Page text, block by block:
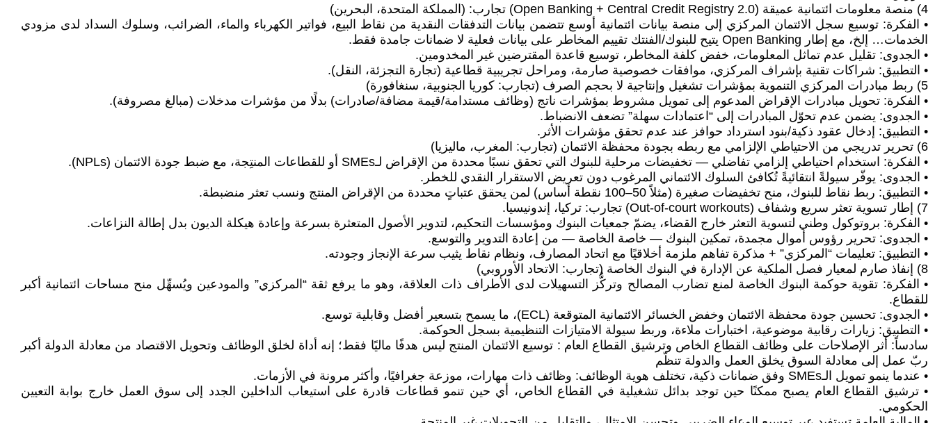
4) منصة معلومات ائتمانية عميقة (Open Banking + Central Credit Registry 2.0) تجارب: (المملكة المتحدة، البحرين)
• الفكرة: توسيع سجل الائتمان المركزي إلى منصة بيانات ائتمانية أوسع تتضمن بيانات التدفقات النقدية من نقاط البيع، فواتير الكهرباء والماء، الضرائب، وسلوك السداد لدى مزودي
الخدمات… إلخ، مع إطار Open Banking يتيح للبنوك/الفنتك تقييم المخاطر على بيانات فعلية لا ضمانات جامدة فقط.
• الجدوى: تقليل عدم تماثل المعلومات، خفض كلفة المخاطر، توسيع قاعدة المقترضين غير المخدومين.
• التطبيق: شراكات تقنية بإشراف المركزي، موافقات خصوصية صارمة، ومراحل تجريبية قطاعية (تجارة التجزئة، النقل).
5) ربط مبادرات المركزي التنموية بمؤشرات تشغيل وإنتاجية لا بحجم الصرف (تجارب: كوريا الجنوبية، سنغافورة)
• الفكرة: تحويل مبادرات الإقراض المدعوم إلى تمويل مشروط بمؤشرات ناتج (وظائف مستدامة/قيمة مضافة/صادرات) بدلًا من مؤشرات مدخلات (مبالغ مصروفة).
• الجدوى: يضمن عدم تحوّل المبادرات إلى “اعتمادات سهلة” تضعف الانضباط.
• التطبيق: إدخال عقود ذكية/بنود استرداد حوافز عند عدم تحقق مؤشرات الأثر.
6) تحرير تدريجي من الاحتياطي الإلزامي مع ربطه بجودة محفظة الائتمان (تجارب: المغرب، ماليزيا)
• الفكرة: استخدام احتياطي إلزامي تفاضلي — تخفيضات مرحلية للبنوك التي تحقق نسبًا محددة من الإقراض لـSMEs أو للقطاعات المنتِجة، مع ضبط جودة الائتمان (NPLs).
• الجدوى: يوفّر سيولةً انتقائيةً تُكافئ السلوك الائتماني المرغوب دون تعريض الاستقرار النقدي للخطر.
• التطبيق: ربط نقاط للبنوك، منح تخفيضات صغيرة (مثلاً 50–100 نقطة أساس) لمن يحقق عتباتٍ محددة من الإقراض المنتج ونسب تعثر منضبطة.
7) إطار تسوية تعثر سريع وشفاف (Out-of-court workouts) تجارب: تركيا، إندونيسيا.
• الفكرة: بروتوكول وطني لتسوية التعثر خارج القضاء، يضمّ جمعيات البنوك ومؤسسات التحكيم، لتدوير الأصول المتعثرة بسرعة وإعادة هيكلة الديون بدل إطالة النزاعات.
• الجدوى: تحرير رؤوس أموال مجمدة، تمكين البنوك — خاصة الخاصة — من إعادة التدوير والتوسع.
• التطبيق: تعليمات “المركزي” + مذكرة تفاهم ملزمة أخلاقيًا مع اتحاد المصارف، ونظام نقاط يثيب سرعة الإنجاز وجودته.
8) إنفاذ صارم لمعيار فصل الملكية عن الإدارة في البنوك الخاصة (تجارب: الاتحاد الأوروبي)
• الفكرة: تقوية حوكمة البنوك الخاصة لمنع تضارب المصالح وتركُّز التسهيلات لدى الأطراف ذات العلاقة، وهو ما يرفع ثقة “المركزي” والمودعين ويُسهِّل منح مساحات ائتمانية أكبر
للقطاع.
• الجدوى: تحسين جودة محفظة الائتمان وخفض الخسائر الائتمانية المتوقعة (ECL)، ما يسمح بتسعير أفضل وقابلية توسع.
• التطبيق: زيارات رقابية موضوعية، اختبارات ملاءة، وربط سيولة الامتيازات التنظيمية بسجل الحوكمة.
سادساً: أثر الإصلاحات على وظائف القطاع الخاص وترشيق القطاع العام : توسيع الائتمان المنتج ليس هدفًا ماليًا فقط؛ إنه أداة لخلق الوظائف وتحويل الاقتصاد من معادلة الدولة أكبر
ربّ عمل إلى معادلة السوق يخلق العمل والدولة تنظّم
• عندما ينمو تمويل الـSMEs وفق ضمانات ذكية، تختلف هوية الوظائف: وظائف ذات مهارات، موزعة جغرافيًا، وأكثر مرونة في الأزمات.
• ترشيق القطاع العام يصبح ممكنًا حين توجد بدائل تشغيلية في القطاع الخاص، أي حين تنمو قطاعات قادرة على استيعاب الداخلين الجدد إلى سوق العمل خارج بوابة التعيين
الحكومي.